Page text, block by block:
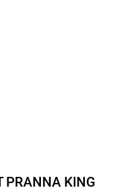
PRANNA KING